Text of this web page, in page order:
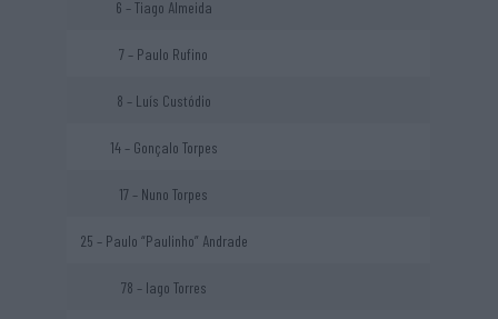
6 – Tiago Almeida
7 – Paulo Rufino
8 – Luís Custódio
14 – Gonçalo Torpes
17 – Nuno Torpes
25 – Paulo “Paulinho” Andrade
78 – Iago Torres